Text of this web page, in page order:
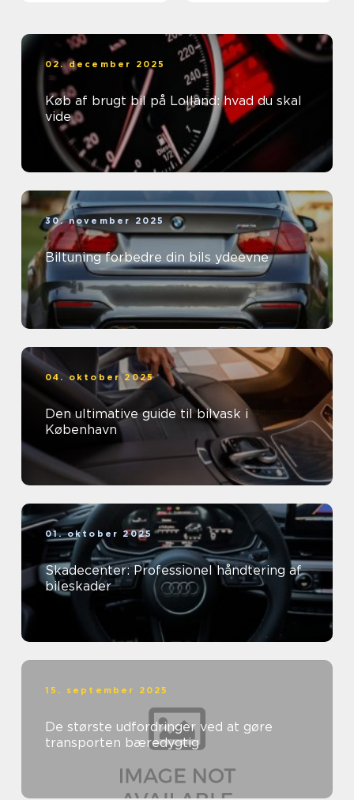
02. december 2025
Køb af brugt bil på Lolland: hvad du skal
vide
30. november 2025
Biltuning forbedre din bils ydeevne
04. oktober 2025
Den ultimative guide til bilvask i
København
01. oktober 2025
Skadecenter: Professionel håndtering af
bileskader
15. september 2025
De største udfordringer ved at gøre
transporten bæredygtig